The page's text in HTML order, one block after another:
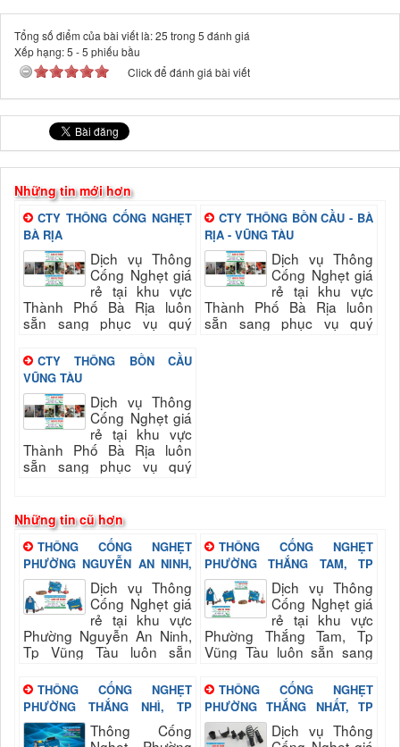
Tổng số điểm của bài viết là: 25 trong 5 đánh giá
Xếp hạng:5 -5 phiếu bầu
Click để đánh giá bài viết
Những tin mới hơn
CTY THÔNG CỐNG NGHẸT
BÀ RỊA
Dịch vụ Thông
Cống Nghẹt giá
rẻ tại khu vực
Thành Phố Bà Rịa luôn
sẵn sang phục vụ quý
uy tín, chất lượng hài long
quý khách...
CTY THÔNG BỒN CẦU - BÀ
RỊA - VŨNG TÀU
Dịch vụ Thông
Cống Nghẹt giá
rẻ tại khu vực
Thành Phố Bà Rịa luôn
sẵn sang phục vụ quý
CTY THÔNG BỒN CẦU
VŨNG TÀU
Dịch vụ Thông
Cống Nghẹt giá
rẻ tại khu vực
Thành Phố Bà Rịa luôn
sẵn sang phục vụ quý
quý khách...
Những tin cũ hơn
THÔNG CỐNG NGHẸT
PHƯỜNG NGUYỄN AN NINH,
TP VŨNG TÀUDịch vụ Thông
Cống Nghẹt giá
rẻ tại khu vực
Phường Nguyễn An Ninh,
Tp Vũng Tàu luôn sẵn
nhanh và đảm bảo uy tín,
chất lượng hài...
THÔNG CỐNG NGHẸT
PHƯỜNG THẮNG TAM, TP
VŨNG TÀU Dịch vụ Thông
Cống Nghẹt giá
rẻ tại khu vực
Phường Thắng Tam, Tp
Vũng Tàu luôn sẵn sang
và đảm bảo uy tín, chất
lượng hài long...
THÔNG CỐNG NGHẸT
PHƯỜNG THẮNG NHÌ, TP
VŨNG TÀU Thông Cống
THÔNG CỐNG NGHẸT
PHƯỜNG THẮNG NHẤT, TP
VŨNG TÀU Dịch vụ Thông